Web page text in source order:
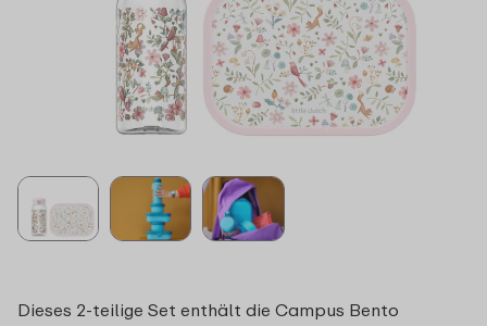
Dieses 2-teilige Set enthält die Campus Bento